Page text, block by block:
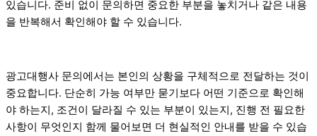
있습니다. 준비 없이 문의하면 중요한 부분을 놓치거나 같은 내용
을 반복해서 확인해야 할 수 있습니다.
광고대행사 문의에서는 본인의 상황을 구체적으로 전달하는 것이
중요합니다. 단순히 가능 여부만 묻기보다 어떤 기준으로 확인해
야 하는지, 조건이 달라질 수 있는 부분이 있는지, 진행 전 필요한
사항이 무엇인지 함께 물어보면 더 현실적인 안내를 받을 수 있습